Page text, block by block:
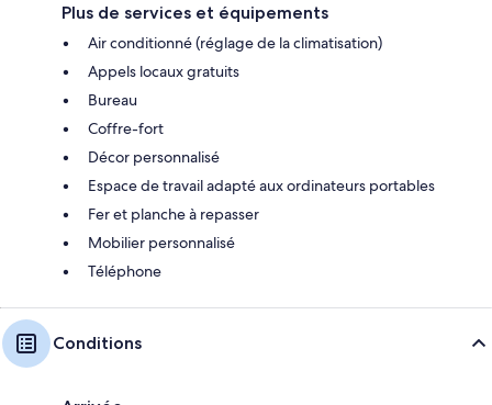
Plus de services et équipements
Air conditionné (réglage de la climatisation)
Appels locaux gratuits
Bureau
Coffre-fort
Décor personnalisé
Espace de travail adapté aux ordinateurs portables
Fer et planche à repasser
Mobilier personnalisé
Téléphone
Conditions